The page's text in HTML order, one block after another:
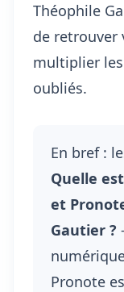
Théophile
de retrouver
multiplier
oubliés.
En bref :
Quelle
et
Gautier ?
Pronote